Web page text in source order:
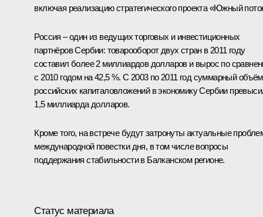
включая реализацию стратегического проекта «Южный
Россия – один из ведущих торговых и инвестиционных
партнёров Сербии: товарооборот двух стран в 2011 году
составил более 2 миллиардов долларов и вырос по
с 2010 годом на 42,5 %. С 2003 по 2011 год суммарный объём
российских капиталовложений в экономику Сербии
1,5 миллиарда долларов.
Кроме того, на встрече будут затронуты актуальные
международной повестки дня, в том числе вопросы
поддержания стабильности в Балканском регионе.
Статус материала